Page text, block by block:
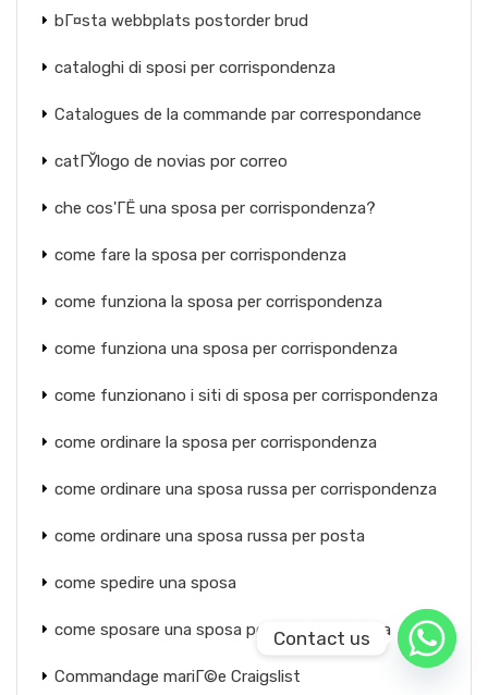
bГ¤sta webbplats postorder brud
cataloghi di sposi per corrispondenza
Catalogues de la commande par correspondance
catГЎlogo de novias por correo
che cos'ГЁ una sposa per corrispondenza?
come fare la sposa per corrispondenza
come funziona la sposa per corrispondenza
come funziona una sposa per corrispondenza
come funzionano i siti di sposa per corrispondenza
come ordinare la sposa per corrispondenza
come ordinare una sposa russa per corrispondenza
come ordinare una sposa russa per posta
come spedire una sposa
come sposare una sposa per corrispondenza
Commandage mariГ©e Craigslist
Contact us